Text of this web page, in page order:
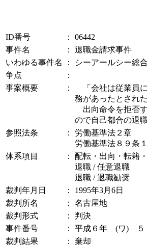
ID番号 ：
06442
事件名
：
退職金請求事件
いわゆる事件名
：
シーアールシー総
争点
：
事案概要
：
「会社は従業員
務があったとされた
出向命令を拒否
ので自己都合の退
参照法条
：
労働基準法２章
労働基準法８９条
体系項目
：
配転・出向・転籍
退職 / 任意退職
退職 / 退職勧奨
裁判年月日
：
1995年3月6日
裁判所名
：
名古屋地
裁判形式
：
判決
事件番号
：
平成６年 (ワ)
裁判結果
：
棄却